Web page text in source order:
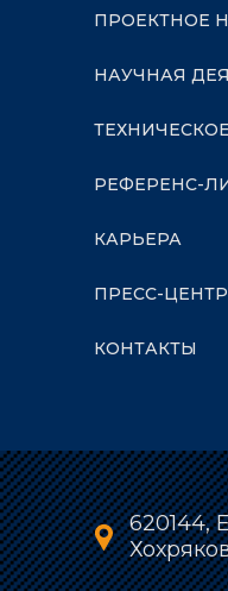
ПРОЕКТНОЕ
НАУЧНАЯ
РЕФЕРЕНС-
КАРЬЕРА
ПРЕСС-ЦЕНТР
КОНТАКТЫ
620144,